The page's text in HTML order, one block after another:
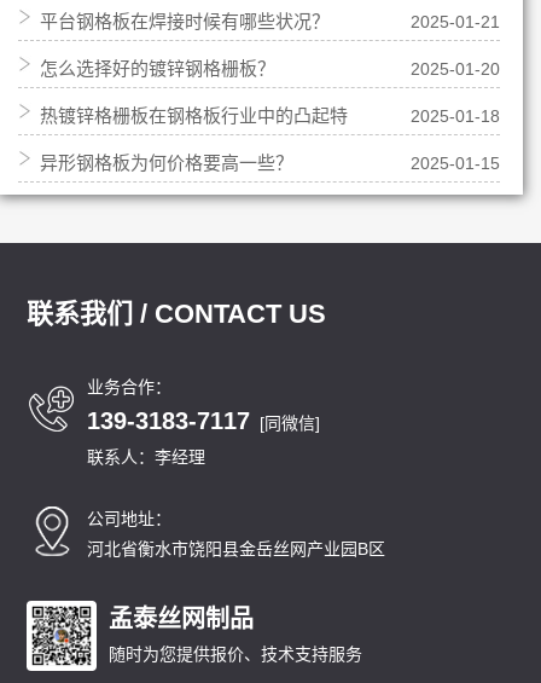
平台钢格板在焊接时候有哪些状况？ 2025-01-21
怎么选择好的镀锌钢格栅板？ 2025-01-20
热镀锌格栅板在钢格板行业中的凸起特
点
2025-01-18
异形钢格板为何价格要高一些？ 2025-01-15
联系我们 / CONTACT US
业务合作：
139-3183-7117 [同微信]
联系人：李经理
公司地址：
河北省衡水市饶阳县金岳丝网产业园B区
孟泰丝网制品
随时为您提供报价、技术支持服务